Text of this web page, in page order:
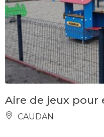
Aire de jeux pour
CAUDAN